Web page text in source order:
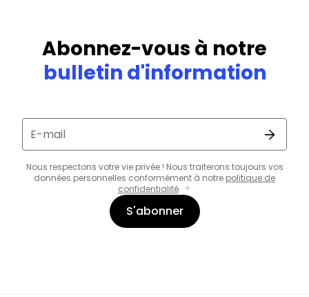
Abonnez-vous à notre
bulletin d'information
E-mail
Nous respectons votre vie privée ! Nous traiterons toujours vos
données personnelles conformément à notre politique de
confidentialité.
S'abonner